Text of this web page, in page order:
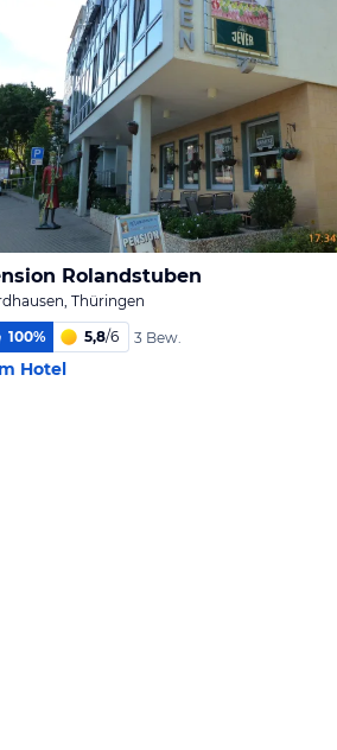
Rolandstuben
Thüringen
100% 5,8/6 3 Bew.
Hotel